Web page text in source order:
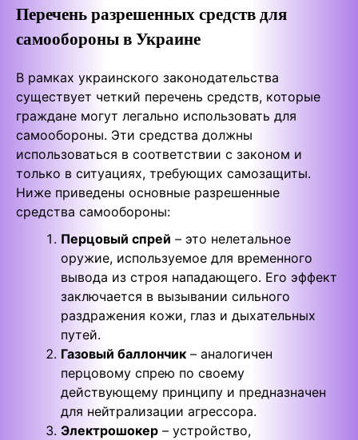
Перечень разрешенных средств для
самообороны в Украине
В рамках украинского законодательства
существует четкий перечень средств, которые
граждане могут легально использовать для
самообороны. Эти средства должны
использоваться в соответствии с законом и
только в ситуациях, требующих самозащиты.
Ниже приведены основные разрешенные
средства самообороны:
Перцовый спрей – это нелетальное
оружие, используемое для временного
вывода из строя нападающего. Его эффект
заключается в вызывании сильного
раздражения кожи, глаз и дыхательных
путей.
Газовый баллончик – аналогичен
перцовому спрею по своему
действующему принципу и предназначен
для нейтрализации агрессора.
Электрошокер – устройство,